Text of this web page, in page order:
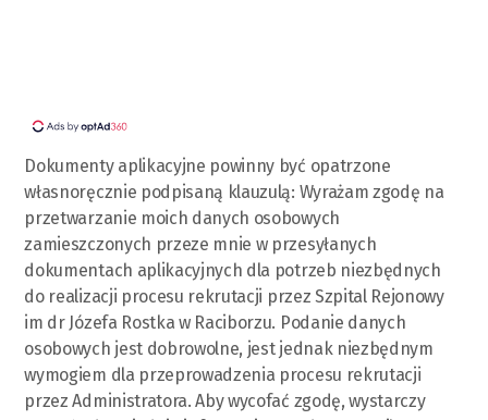
Dokumenty aplikacyjne powinny być opatrzone
własnoręcznie podpisaną klauzulą: Wyrażam zgodę na
przetwarzanie moich danych osobowych
zamieszczonych przeze mnie w przesyłanych
dokumentach aplikacyjnych dla potrzeb niezbędnych
do realizacji procesu rekrutacji przez Szpital Rejonowy
im dr Józefa Rostka w Raciborzu. Podanie danych
osobowych jest dobrowolne, jest jednak niezbędnym
wymogiem dla przeprowadzenia procesu rekrutacji
przez Administratora. Aby wycofać zgodę, wystarczy